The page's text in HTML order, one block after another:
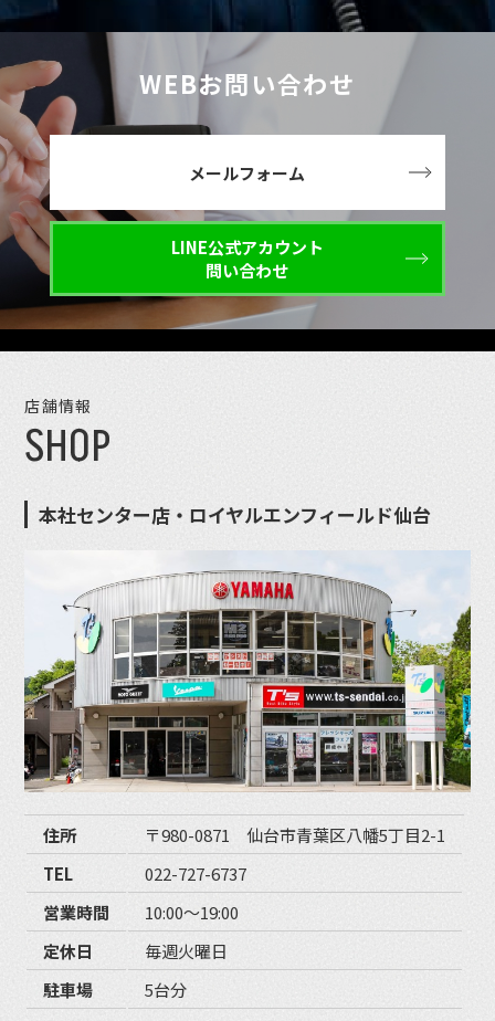
WEBお問い合わせ
メールフォーム
LINE公式アカウント
問い合わせ
店舗情報
SHOP
本社センター店・ロイヤルエンフィールド仙台
住所
〒980-0871 仙台市青葉区八幡5丁目2-1
TEL
022-727-6737
営業時間
10:00〜19:00
定休日
毎週火曜日
駐車場
5台分